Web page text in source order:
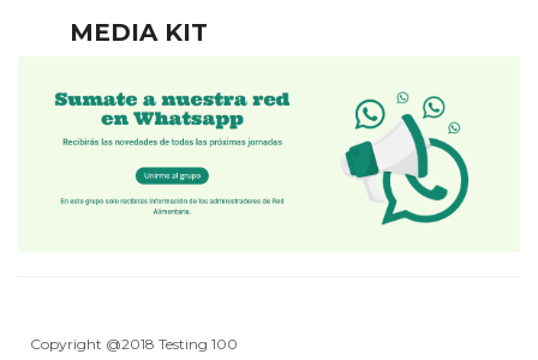
MEDIA KIT
Copyright @2018 Testing 100